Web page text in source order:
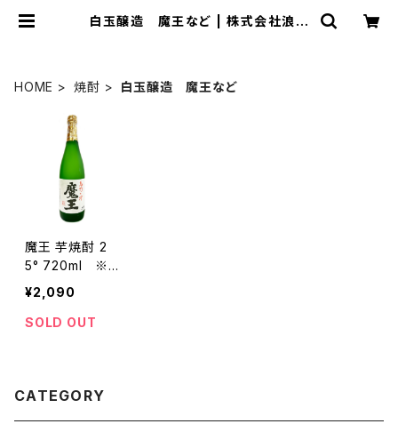
白玉醸造 魔王など | 株式会社浪漫
HOME 焼酎 白玉醸造 魔王など
魔王 芋焼酎 2
5° 720ml ※1
グループ2本ま
¥2,090
SOLD OUT
CATEGORY